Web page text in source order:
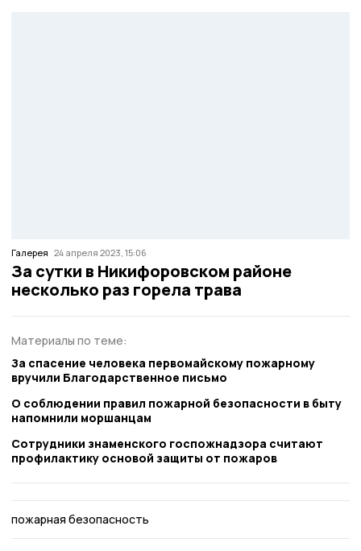
Галерея 24 апреля 2023, 15:06
За сутки в Никифоровском районе
несколько раз горела трава
Материалы по теме:
За спасение человека первомайскому пожарному
вручили Благодарственное письмо
О соблюдении правил пожарной безопасности в быту
напомнили моршанцам
Сотрудники знаменского госпожнадзора считают
профилактику основой защиты от пожаров
пожарная безопасность